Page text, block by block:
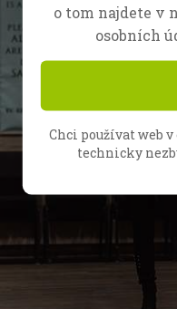
o tom najdete v
osobních
Chci používat web
technicky